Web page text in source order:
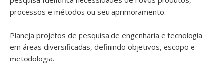
processos e métodos ou seu aprimoramento.
Planeja projetos de pesquisa de engenharia e tecnologia
em áreas diversificadas, definindo objetivos, escopo e
metodologia.